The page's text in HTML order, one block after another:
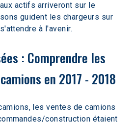
actifs arriveront sur le
guident les chargeurs sur
à l'avenir.
: Comprendre les
en 2017 - 2018
les ventes de camions
construction étaient